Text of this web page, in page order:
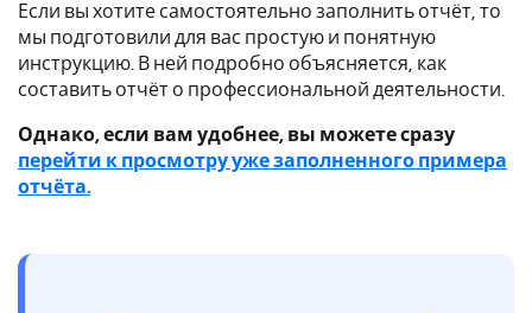
Если вы хотите самостоятельно заполнить отчёт, то
мы подготовили для вас простую и понятную
инструкцию. В ней подробно объясняется, как
составить отчёт о профессиональной деятельности.
Однако, если вам удобнее, вы можете сразу
перейти к просмотру уже заполненного примера
отчёта.